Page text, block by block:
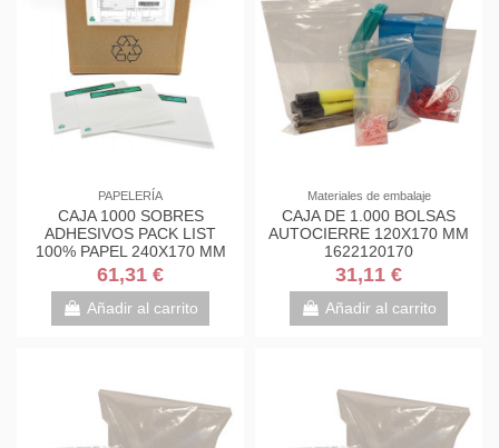
PAPELERÍA
CAJA 1000 SOBRES
ADHESIVOS PACK LIST
100% PAPEL 240X170 MM
IMPRESO DOCUMENTOS
PACKING...
61,31 €
Añadir al carrito
Materiales de embalaje
CAJA DE 1.000 BOLSAS
AUTOCIERRE 120X170 MM
1622120170
31,11 €
Añadir al carrito